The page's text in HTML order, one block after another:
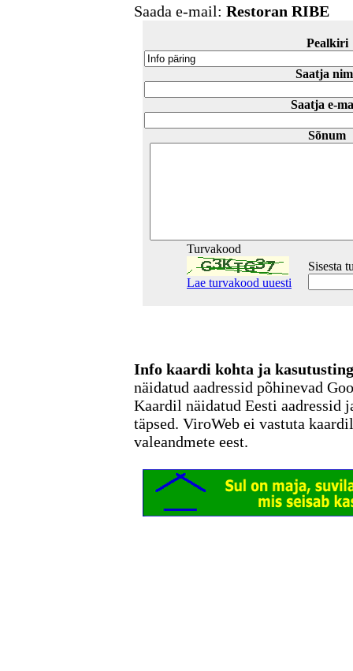
Saada e-mail: Restoran RIBE
Pealkiri
Saatja
Saatja e-
Sõnum
Turvakood
Lae turvakood uuesti
Sisesta
Info kaardi kohta ja
näidatud aadressid põhinevad
Kaardil näidatud Eesti aadressid
täpsed. ViroWeb ei vastuta
valeandmete eest.